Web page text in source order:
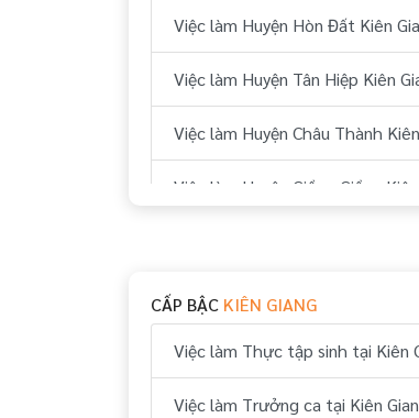
Việc làm Huyện Hòn Đất Kiên
Việc làm Huyện Tân Hiệp Kiên
Việc làm Huyện Châu Thành
Việc làm Huyện Giồng Giềng Kiên
Việc làm Huyện An Biên Kiên
Việc làm Huyện An Minh Kiên
Việc làm Huyện Vĩnh Thuận Kiên
CẤP BẬC KIÊN GIANG
Việc làm Thực tập sinh tại Kiên
Việc làm Trưởng ca tại Kiên